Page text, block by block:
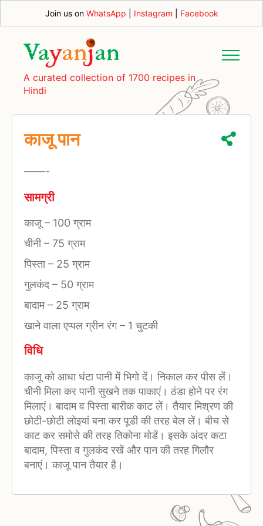
Join us on WhatsApp Instagram Facebook
A curated collection of 1700 recipes in
Hindi
काजू पान
——-
सामग्री
काजू – 100 ग्राम
चीनी– 75 ग्राम
पिस्ता– 25 ग्राम
गुलकंद– 50 ग्राम
बादाम– 25 ग्राम
खाने वाला एप्पल ग्रीन रंग– 1 चुटकी
विधि
काजू को आधा धंटा पानी में भिगो दें। निकाल कर पीस लें।
चीनी मिला कर पानी सुखने तक पाकाएं। ठंडा होने पर रंग
मिलाएं। बादाम व पिस्ता बारीक काट लें। तैयार मिश्रण की
छोटी-छोटी लोइयां बना कर पूडी की तरह बेल लें। बीच से
काट कर समोसे की तरह तिकोना मोडें। इसके अंदर कटा
बादाम, पिस्ता व गुलकंद रखें और पान की तरह गिलौर
बनाएं। काजू पान तैयार है।